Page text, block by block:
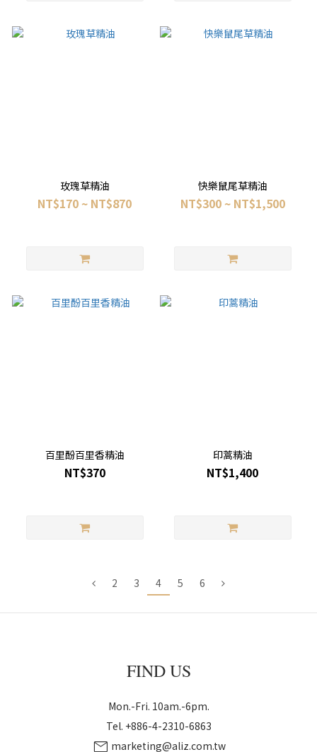
玫瑰草精油
NT$170 ~ NT$870
快樂鼠尾草精油
NT$300 ~ NT$1,500
百里酚百里香精油
NT$370
印蒿精油
NT$1,400
2 3 4 5 6
FIND US
Mon.-Fri. 10am.-6pm.
Tel. +886-4-2310-6863
mail marketing@aliz.com.tw